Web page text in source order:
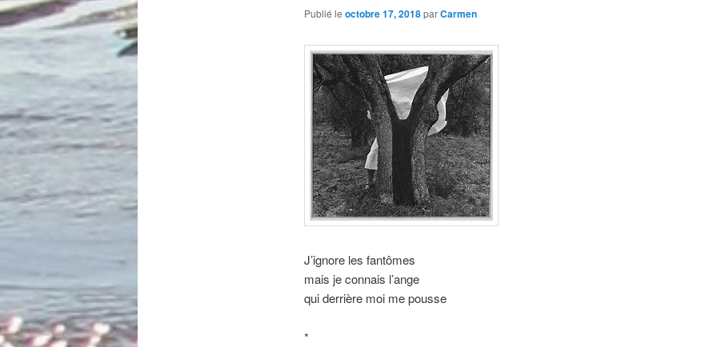
Publié le octobre 17, 2018parCarmen
J’ignore les fantômes
mais je connais l’ange
qui derrière moi me pousse
*